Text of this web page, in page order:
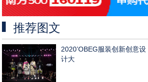
推荐图文
2020’OBEG服装创新创意设
计大